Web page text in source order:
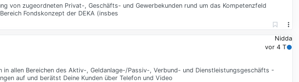
von zugeordneten Privat-, Geschäfts- und Gewerbekunden rund um das Kompetenzfeld
Fondskonzept der DEKA (insbes
Nidda
vor 4 T
allen Bereichen des Aktiv-, Geldanlage-/Passiv-, Verbund- und Dienstleistungsgeschäfts -
auf und berätst Deine Kunden über Telefon und Video